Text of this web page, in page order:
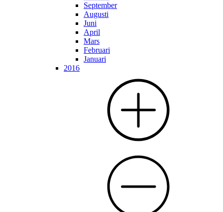
September
Augusti
Juni
April
Mars
Februari
Januari
2016